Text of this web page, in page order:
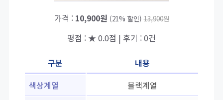
가격 : 10,900원 (21% 할인) 13,900원
평점 : ★ 0.0점 | 후기 : 0건
구분
내용
색상계열
블랙계열